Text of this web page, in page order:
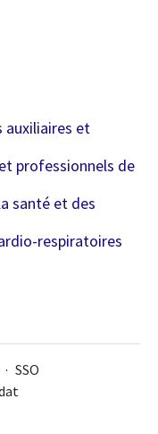
auxiliaires et
professionnels de
santé et des
respiratoires
· SSO